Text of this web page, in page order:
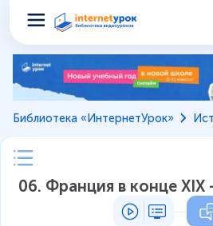
Библиотека «ИнтернетУрок»
06. Франция в конце XIX